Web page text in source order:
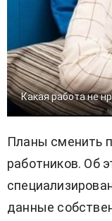
Какая работа не
Планы сменить
работников. Об
данные